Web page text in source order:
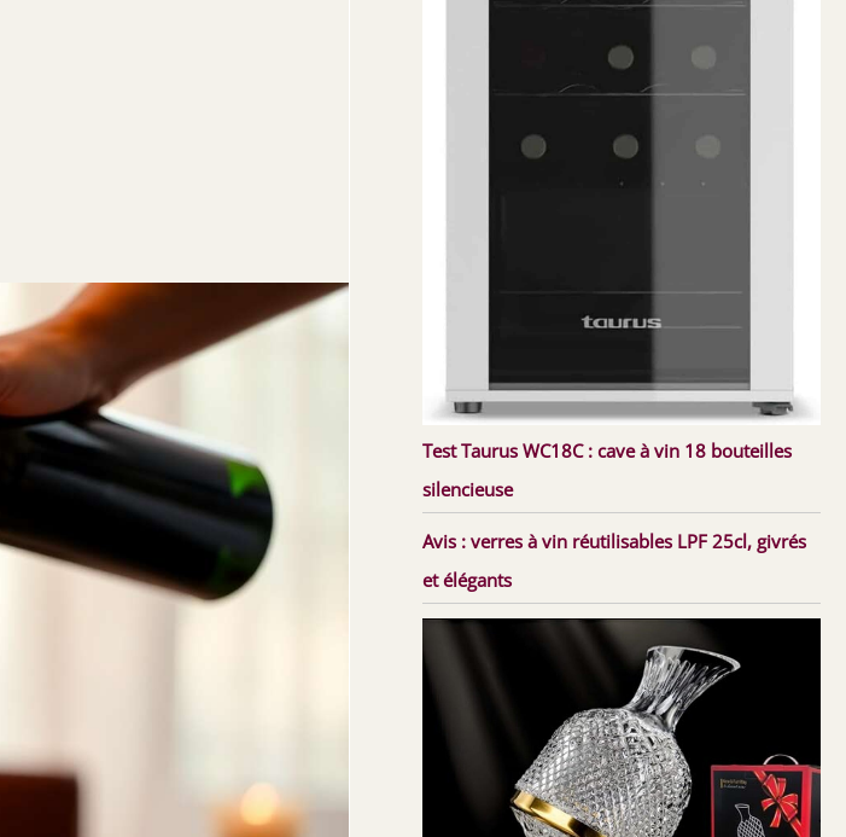
Test Taurus WC18C : cave à vin 18 bouteilles
silencieuse
Avis : verres à vin réutilisables LPF 25cl, givrés
et élégants